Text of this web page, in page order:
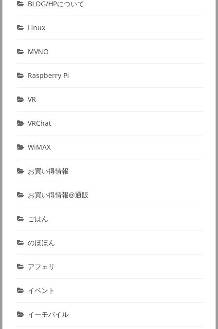
BLOG/HPについて
Linux
MVNO
Raspberry Pi
VR
VRChat
WiMAX
お買い得情報
お買い得情報@通販
ごはん
のほほん
アフェリ
イベント
イーモバイル